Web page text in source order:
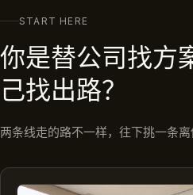
START HERE
你是替公司找方
己找出路？
两条线走的路不一样，往下挑一条离